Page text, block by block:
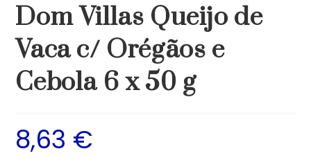
Dom Villas Queijo de
Vaca c/ Orégãos e
Cebola 6 x 50 g
8,63 €